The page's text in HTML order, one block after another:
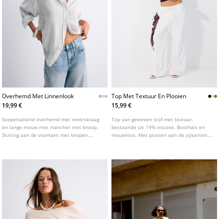
Overhemd Met Linnenlook
19,99 €
Soepelvallend overhemd met reverskraag
en lange mouw met manchet met knoop.
Sluiting aan de voorkant met knopen.
Top Met Textuur En Plooien
15,99 €
Top van geweven stof met textuur,
bestaande uit 19% viscose. Boothals en
mouwloos. Met plooien aan de zijkanten.